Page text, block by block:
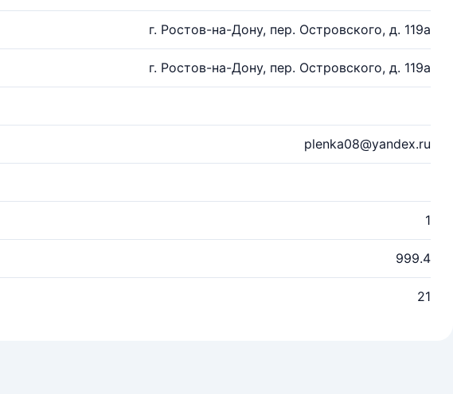
г. Ростов-на-Дону, пер. Островского, д. 119а
г. Ростов-на-Дону, пер. Островского, д. 119а
plenka08@yandex.ru
1
999.4
21